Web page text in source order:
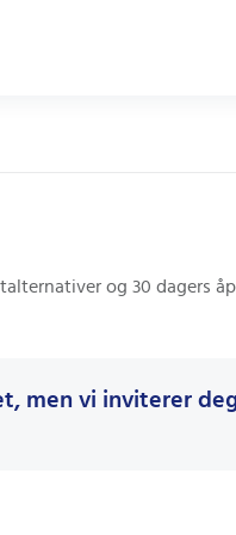
og 30 dagers
men vi inviterer